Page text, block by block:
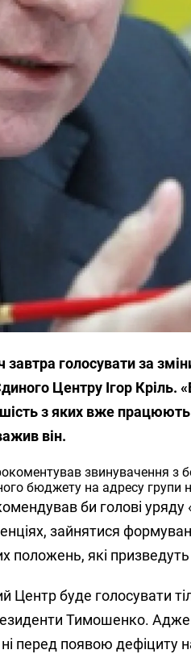
завтра голосувати за
Центру Ігор Кріль.
з яких вже
він.
звинувачення з
бюджету на адресу групи
би голові уряду
зайнятися
положень, які призведуть
Центр буде голосувати
Тимошенко. Адже
перед появою дефіциту